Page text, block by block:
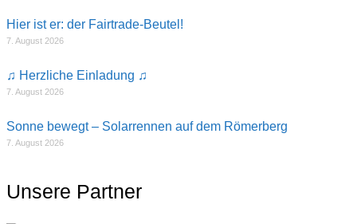
Hier ist er: der Fairtrade-Beutel!
7. August 2026
♫ Herzliche Einladung ♫
7. August 2026
Sonne bewegt – Solarrennen auf dem Römerberg
7. August 2026
Unsere Partner